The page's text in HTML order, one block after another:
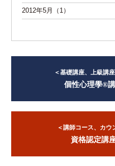
2012年5月（1）
＜基礎講座、上級講
個性心理學®
＜講師コース、カウ
資格認定講